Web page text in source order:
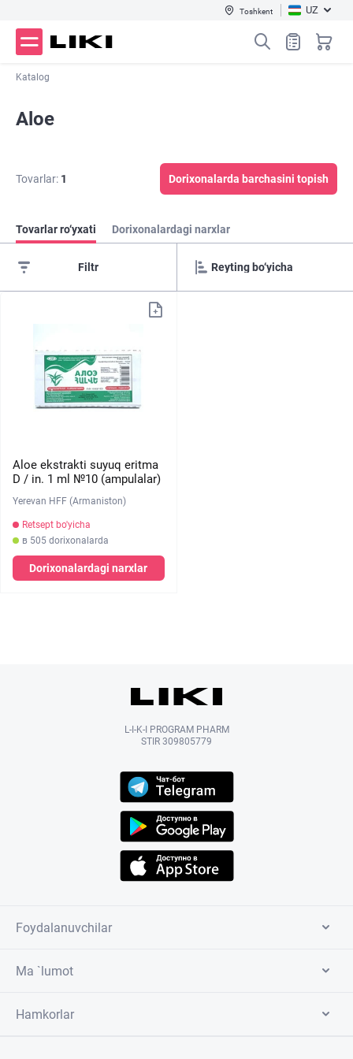
Toshkent UZ
Katalog
Aloe
Tovarlar: 1 Dorixonalarda barchasini topish
Tovarlar ro‘yxati Dorixonalardagi narxlar
Filtr
Aloe ekstrakti suyuq eritma
D / in. 1 ml №10 (ampulalar)
Yerevan HFF (Armaniston)
Retsept bo'yicha
в 505 dorixonalarda
Dorixonalardagi narxlar
L-I-K-I PROGRAM PHARM
STIR 309805779
Foydalanuvchilar
Ma `lumot
Hamkorlar